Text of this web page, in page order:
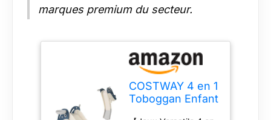
marques premium du secteur.
COSTWAY 4 en 1
Toboggan Enfant